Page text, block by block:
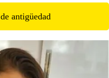
de antigüedad